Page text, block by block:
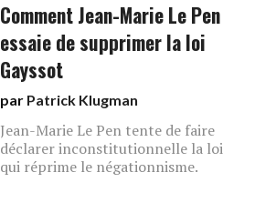
Comment Jean-Marie Le Pen
essaie de supprimer la loi
Gayssot
par Patrick Klugman
Jean-Marie Le Pen tente de faire
déclarer inconstitutionnelle la loi
qui réprime le négationnisme.